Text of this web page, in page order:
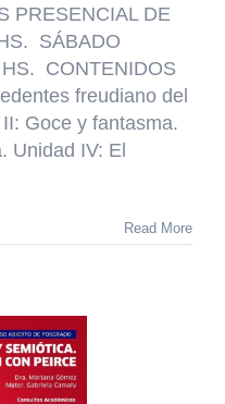
EL
GOCE
Y
LA
PRIMACÍA
DE
LO
PRESENCIAL DE
SÁBADO
CONTENIDOS
freudiano del
Goce y fantasma.
Unidad IV: El
Read More